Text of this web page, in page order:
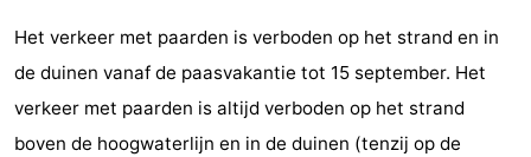
Uitkijkpunten
Attracties
Het verkeer met paarden is verboden op het strand en in
de duinen vanaf de paasvakantie tot 15 september. Het
verkeer met paarden is altijd verboden op het strand
boven de hoogwaterlijn en in de duinen (tenzij op de